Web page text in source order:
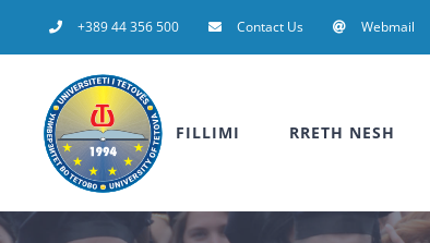
to
+389 44 356 500 Contact Us Webmail
FILLIMI RRETH NESH